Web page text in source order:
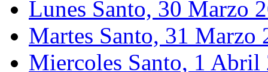
Lunes Santo, 30 Marzo
Martes Santo, 31 Marzo
Miercoles Santo, 1 Abril